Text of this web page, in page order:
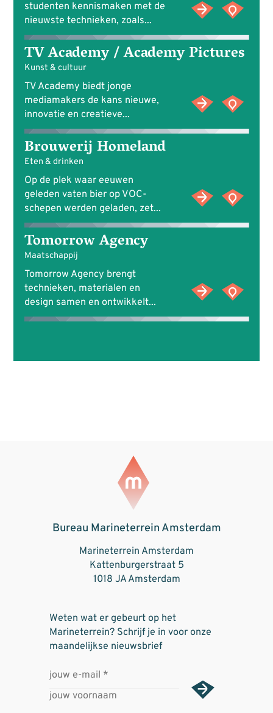
studenten kennismaken met de
nieuwste technieken, zoals...
TV Academy / Academy Pictures
Kunst & cultuur
TV Academy biedt jonge
mediamakers de kans nieuwe,
innovatie en creatieve...
Brouwerij Homeland
Eten & drinken
Op de plek waar eeuwen
geleden vaten bier op VOC-
schepen werden geladen, zet...
Tomorrow Agency
Maatschappij
Tomorrow Agency brengt
technieken, materialen en
design samen en ontwikkelt...
Bureau Marineterrein Amsterdam
Marineterrein Amsterdam
Kattenburgerstraat 5
1018 JA Amsterdam
Weten wat er gebeurt op het
Marineterrein? Schrijf je in voor onze
maandelijkse nieuwsbrief